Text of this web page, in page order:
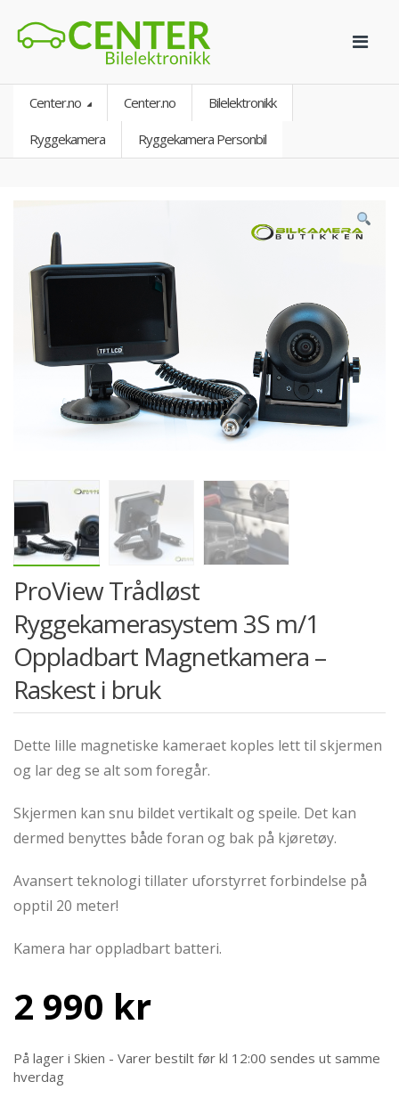
Center.no Center.no Bilelektronikk
Ryggekamera Ryggekamera Personbil
ProView Trådløst
Ryggekamerasystem 3S m/1
Oppladbart Magnetkamera –
Raskest i bruk
Dette lille magnetiske kameraet koples lett til skjermen
og lar deg se alt som foregår.
Skjermen kan snu bildet vertikalt og speile. Det kan
dermed benyttes både foran og bak på kjøretøy.
Avansert teknologi tillater uforstyrret forbindelse på
opptil 20 meter!
Kamera har oppladbart batteri.
2 990 kr
På lager i Skien - Varer bestilt før kl 12:00 sendes ut samme
hverdag